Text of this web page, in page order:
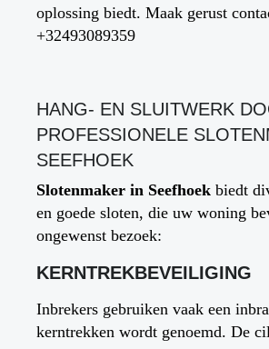
oplossing biedt. Maak gerust
+32493089359
HANG- EN SLUITWERK
PROFESSIONELE
SEEFHOEK
Slotenmaker in Seefhoek biedt
en goede sloten, die uw woning
ongewenst bezoek:
KERNTREKBEVEILIGING
Inbrekers gebruiken vaak een
kerntrekken wordt genoemd. De